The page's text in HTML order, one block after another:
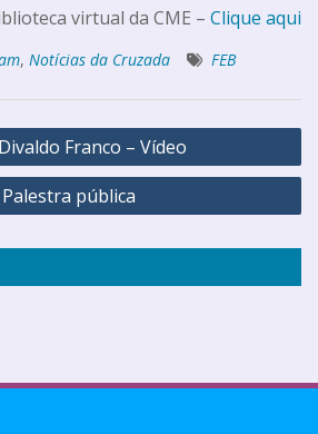
virtual da CME – Clique aqui
, Notícias da Cruzada FEB
Franco – Vídeo
Palestra pública